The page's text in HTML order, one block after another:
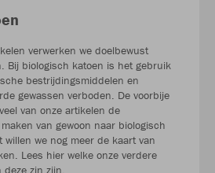
verwerken we doelbewust
Bij biologisch katoen is het gebruik
bestrijdingsmiddelen en
gewassen verboden. De voorbije
van onze artikelen de
van gewoon naar biologisch
we nog meer de kaart van
Lees hier welke onze verdere
deze zin zijn.